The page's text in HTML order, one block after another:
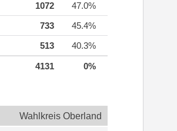
1072
47.0%
733
45.4%
513 40.3%
4131 0%
Wahlkreis Oberland